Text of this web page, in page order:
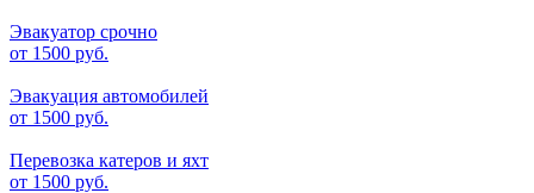
Эвакуатор срочно
от 1500 руб.
Эвакуация автомобилей
от 1500 руб.
Перевозка катеров и яхт
от 1500 руб.